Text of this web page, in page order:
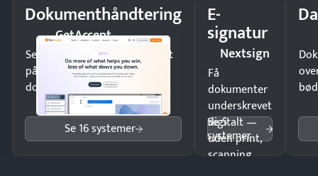
Dokumenthåndtering
GetAccept
Send kontrakter til underskrift
på minutter og mist ingen
dokumenter.
Se 16 systemer
E-
signatur
Nextsign
Få
dokumenter
underskrevet
digitalt —
uden print,
scanning
Se 5
systemer